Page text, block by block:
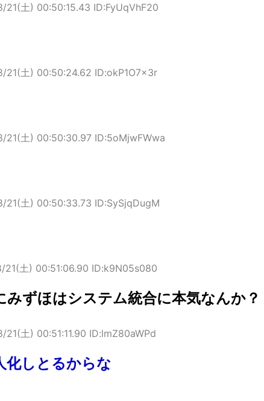
21(土) 00:50:15.43 ID:FyUqVhF20
21(土) 00:50:24.62 ID:okP1O7x3r
21(土) 00:50:30.97 ID:5oMjwFWwa
21(土) 00:50:33.73 ID:SySjqDugM
21(土) 00:51:06.90 ID:k9N05s080
ずほはシステム統合に本気なんか？
21(土) 00:51:11.90 ID:lmZ80aWPd
化しとるからな